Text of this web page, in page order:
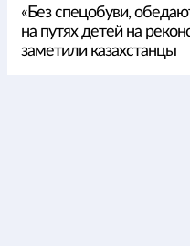
«Без спецобуви,
на путях детей на
заметили казахстанцы